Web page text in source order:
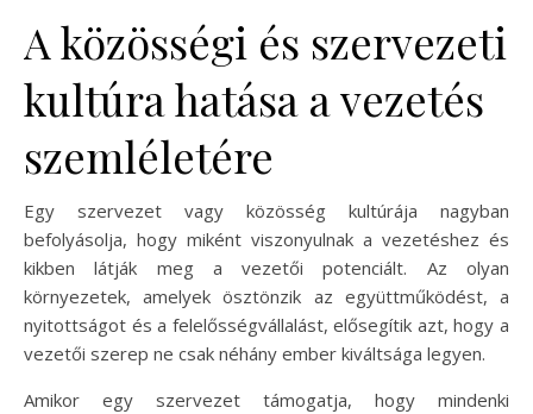
A közösségi és szervezeti
kultúra hatása a vezetés
szemléletére
Egy szervezet vagy közösség kultúrája nagyban
befolyásolja, hogy miként viszonyulnak a vezetéshez és
kikben látják meg a vezetői potenciált. Az olyan
környezetek, amelyek ösztönzik az együttműködést, a
nyitottságot és a felelősségvállalást, elősegítik azt, hogy a
vezetői szerep ne csak néhány ember kiváltsága legyen.
Amikor egy szervezet támogatja, hogy mindenki